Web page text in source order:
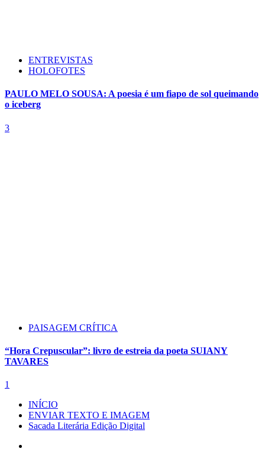
ENTREVISTAS
HOLOFOTES
PAULO MELO SOUSA: A poesia é um fiapo de sol queimando
o iceberg
3
PAISAGEM CRÍTICA
“Hora Crepuscular”: livro de estreia da poeta SUIANY
TAVARES
1
INÍCIO
ENVIAR TEXTO E IMAGEM
Sacada Literária Edição Digital